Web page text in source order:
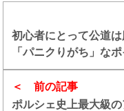
前の記事
ポルシェ史上最大級
初心者にとって公道
「パニクりがち」な